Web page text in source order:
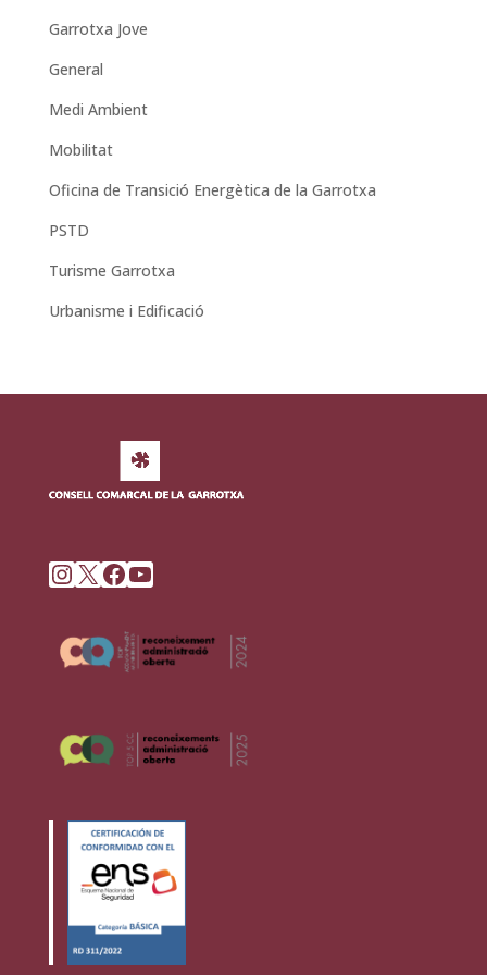
Garrotxa Jove
General
Medi Ambient
Mobilitat
Oficina de Transició Energètica de la Garrotxa
PSTD
Turisme Garrotxa
Urbanisme i Edificació
Instagram
X Facebook
YouTube